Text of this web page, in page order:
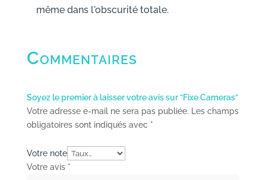
même dans l'obscurité totale.
Commentaires
Soyez le premier à laisser votre avis sur “Fixe Cameras”
Votre adresse e-mail ne sera pas publiée.
Les champs
obligatoires sont indiqués avec *
Votre note
Votre avis *